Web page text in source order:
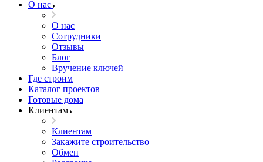
О нас
О нас
Сотрудники
Отзывы
Блог
Вручение ключей
Где строим
Каталог проектов
Готовые дома
Клиентам
Клиентам
Закажите строительство
Обмен